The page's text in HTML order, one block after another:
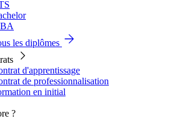
les diplômes
d'apprentissage
de professionnalisation
en initial
?